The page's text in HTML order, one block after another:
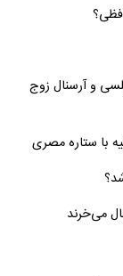
و آرسنال زوج
با ستاره مصری
می‌خرند